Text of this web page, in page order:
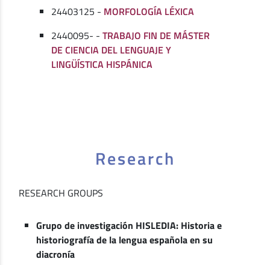
24403125 - MORFOLOGÍA LÉXICA
2440095- -TRABAJO FIN DE MÁSTER
DE CIENCIA DEL LENGUAJE Y
LINGÜÍSTICA HISPÁNICA
Research
RESEARCH GROUPS
Grupo de investigación HISLEDIA: Historia e
historiografía de la lengua española en su
diacronía